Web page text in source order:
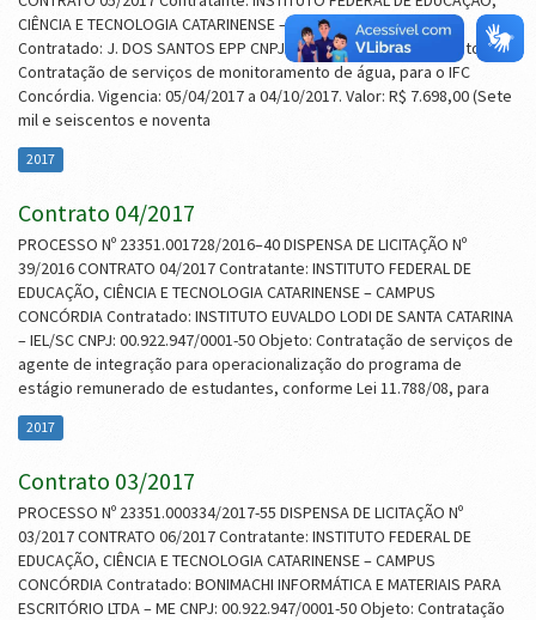
CIÊNCIA E TECNOLOGIA CATARINENSE – CAMPUS CONCÓRDIA
Contratado: J. DOS SANTOS EPP CNPJ: 10.872.564/0001-78 Objeto:
Contratação de serviços de monitoramento de água, para o IFC
Concórdia. Vigencia: 05/04/2017 a 04/10/2017. Valor: R$ 7.698,00 (Sete
mil e seiscentos e noventa
2017
Contrato 04/2017
PROCESSO Nº 23351.001728/2016–40 DISPENSA DE LICITAÇÃO Nº
39/2016 CONTRATO 04/2017 Contratante: INSTITUTO FEDERAL DE
EDUCAÇÃO, CIÊNCIA E TECNOLOGIA CATARINENSE – CAMPUS
CONCÓRDIA Contratado: INSTITUTO EUVALDO LODI DE SANTA CATARINA
– IEL/SC CNPJ: 00.922.947/0001-50 Objeto: Contratação de serviços de
agente de integração para operacionalização do programa de
estágio remunerado de estudantes, conforme Lei 11.788/08, para
2017
Contrato 03/2017
PROCESSO Nº 23351.000334/2017-55 DISPENSA DE LICITAÇÃO Nº
03/2017 CONTRATO 06/2017 Contratante: INSTITUTO FEDERAL DE
EDUCAÇÃO, CIÊNCIA E TECNOLOGIA CATARINENSE – CAMPUS
CONCÓRDIA Contratado: BONIMACHI INFORMÁTICA E MATERIAIS PARA
ESCRITÓRIO LTDA – ME CNPJ: 00.922.947/0001-50 Objeto: Contratação